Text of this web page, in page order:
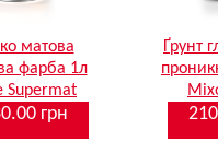
матова
фарба 1л
Supermat
грн
Ґрунт